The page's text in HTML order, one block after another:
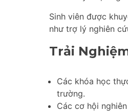
Sinh viên được
như trợ lý nghiên
Trải
Các khóa học
trường.
Các cơ hội